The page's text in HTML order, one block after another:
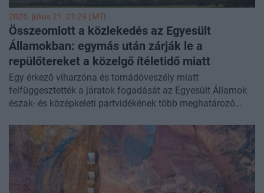
2026. július 21. 21:29 | MTI
Összeomlott a közlekedés az Egyesült
Államokban: egymás után zárják le a
repülőtereket a közelgő ítéletidő miatt
Egy érkező viharzóna és tornádóveszély miatt
felfüggesztették a járatok fogadását az Egyesült Államok
észak- és középkeleti partvidékének több meghatározó